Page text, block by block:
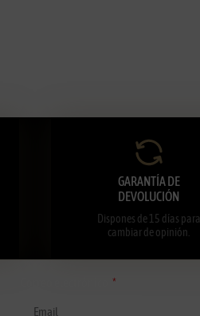
GARANTÍA DE
DEVOLUCIÓN
Dispones de 15 días para
cambiar de opinión.